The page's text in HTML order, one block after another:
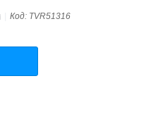
Код: TVR51316